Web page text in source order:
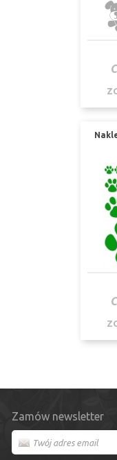
Zamów newsletter